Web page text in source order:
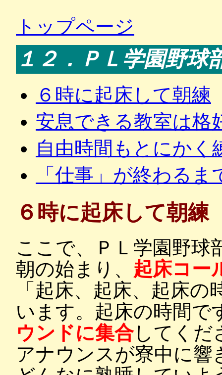
トップページ
１２．ＰＬ学園野球
６時に起床して朝練
安息できる教室は格
自由時間もとにかく
「仕事」が終わる
６時に起床して朝練
ここで、ＰＬ学園野球
朝の始まり、 起床コー
「起床、起床、起床
います。起床の時間で
ウンドに集合してくだ
アナウンスが寮中に響